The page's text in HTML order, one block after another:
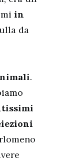
in
da
.